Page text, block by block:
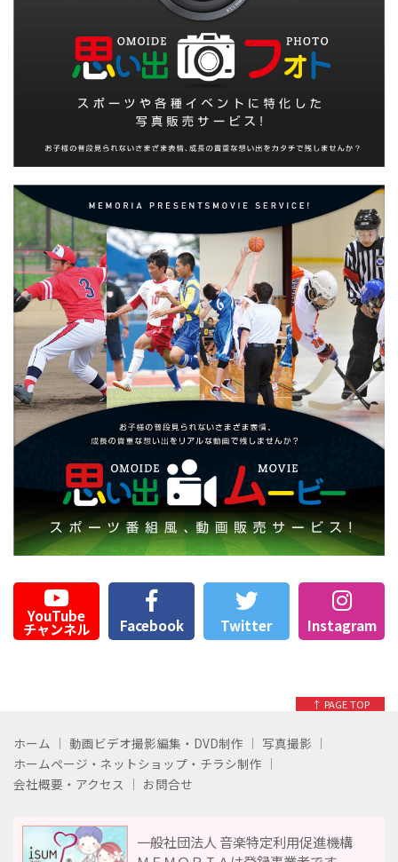
YouTube
チャンネル Facebook Twitter Instagram
↑ PAGE TOP
ホーム 動画ビデオ撮影編集・DVD制作
写真撮影
ホームページ・ネットショップ・チラシ制作
会社概要・アクセス
お問合せ
一般社団法人 音楽特定利用促進機構